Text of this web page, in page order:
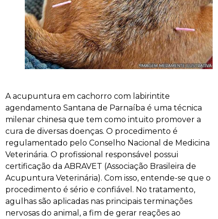
A acupuntura em cachorro com labirintite
agendamento Santana de Parnaíba é uma técnica
milenar chinesa que tem como intuito promover a
cura de diversas doenças. O procedimento é
regulamentado pelo Conselho Nacional de Medicina
Veterinária. O profissional responsável possui
certificação da ABRAVET (Associação Brasileira de
Acupuntura Veterinária). Com isso, entende-se que o
procedimento é sério e confiável. No tratamento,
agulhas são aplicadas nas principais terminações
nervosas do animal, a fim de gerar reações ao